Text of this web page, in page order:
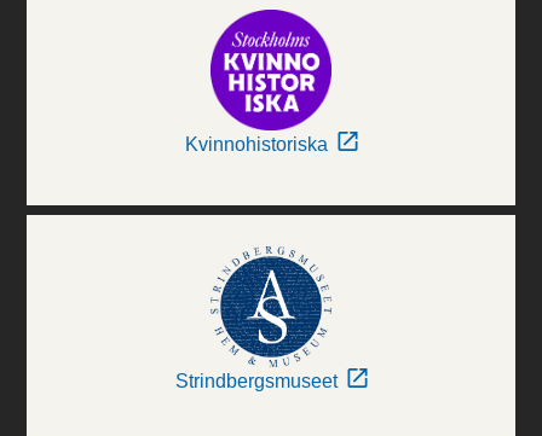
Kvinnohistoriska
Strindbergsmuseet